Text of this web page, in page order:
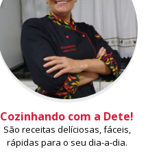
Cozinhando com a Dete!
São receitas delíciosas, fáceis,
rápidas para o seu dia-a-dia.